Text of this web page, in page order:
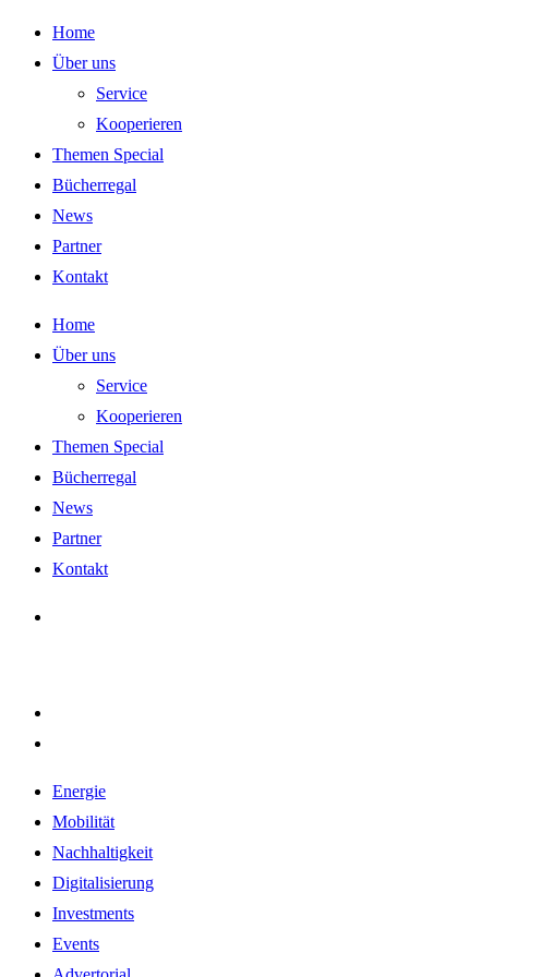
Zum
Inhalt
Home
Über uns
Service
Kooperieren
Themen Special
Bücherregal
News
Partner
Kontakt
Home
Über uns
Service
Kooperieren
Themen Special
Bücherregal
News
Partner
Kontakt
Energie
Mobilität
Nachhaltigkeit
Digitalisierung
Investments
Events